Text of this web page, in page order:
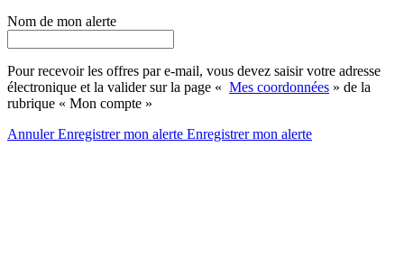
Nom de mon alerte
Pour recevoir les offres par e-mail, vous devez saisir votre adresse
électronique et la valider sur la page « Mes coordonnées » de la
rubrique « Mon compte »
AnnulerEnregistrer mon alerte Enregistrermon alerte